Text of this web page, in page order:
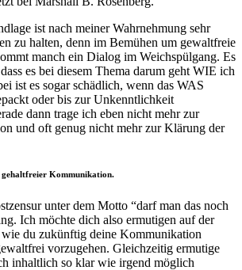
ist nach meiner Wahrnehmung sehr
zu halten, denn im Bemühen um gewaltfreie
manch ein Dialog im Weichspülgang. Es
es bei diesem Thema darum geht WIE ich
ist es sogar schädlich, wenn das WAS
oder bis zur Unkenntlichkeit
dann trage ich eben nicht mehr zur
und oft genug nicht mehr zur Klärung der
gehaltfreier Kommunikation.
unter dem Motto “darf man das noch
Ich möchte dich also ermutigen auf der
du zukünftig deine Kommunikation
vorzugehen. Gleichzeitig ermutige
inhaltlich so klar wie irgend möglich